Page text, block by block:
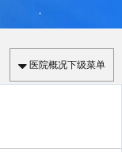
医院概况下级菜单